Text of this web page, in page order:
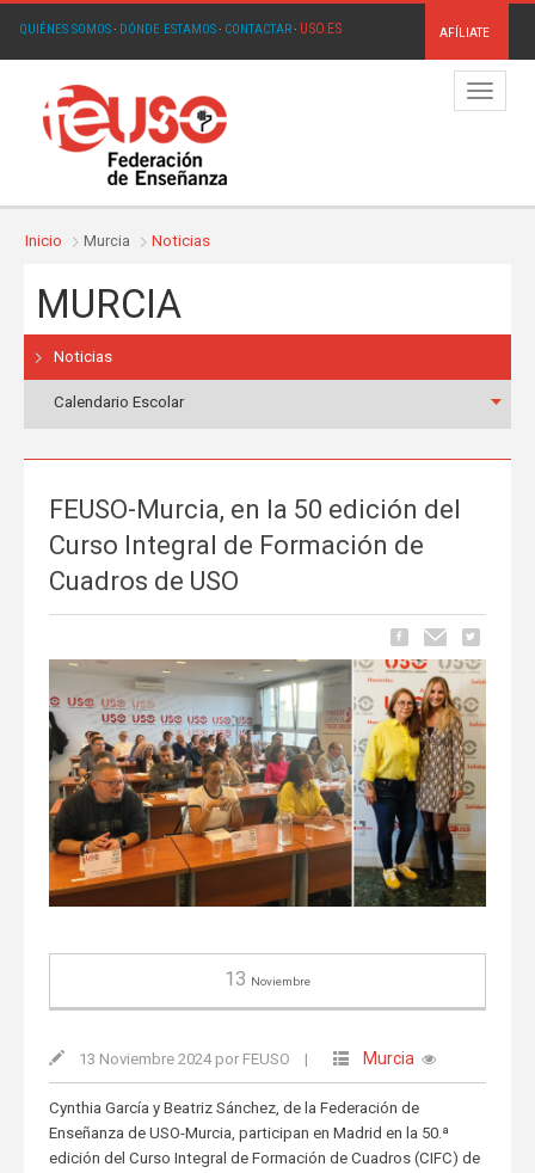
QUIÉNES SOMOS· DÓNDE ESTAMOS· CONTACTAR· USO.ES AFÍLIATE
Menú
Inicio Murcia Noticias
MURCIA
Noticias
Calendario Escolar
FEUSO-Murcia, en la 50 edición del
Curso Integral de Formación de
Cuadros de USO
13 Noviembre
13 Noviembre 2024 por FEUSO | Murcia
Cynthia García y Beatriz Sánchez, de la Federación de
Enseñanza de USO-Murcia, participan en Madrid en la 50.ª
edición del Curso Integral de Formación de Cuadros (CIFC) de